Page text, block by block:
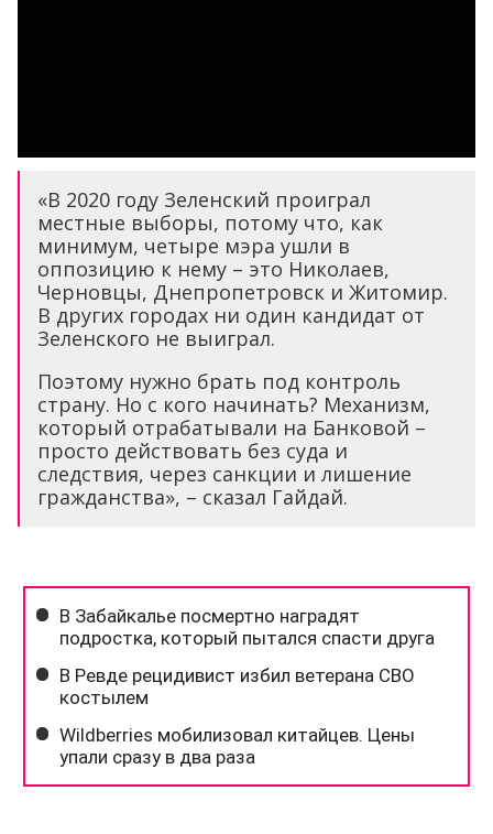
«В 2020 году Зеленский проиграл
местные выборы, потому что, как
минимум, четыре мэра ушли в
оппозицию к нему – это Николаев,
Черновцы, Днепропетровск и Житомир.
В других городах ни один кандидат от
Зеленского не выиграл.
Поэтому нужно брать под контроль
страну. Но с кого начинать? Механизм,
который отрабатывали на Банковой –
просто действовать без суда и
следствия, через санкции и лишение
гражданства», – сказал Гайдай.